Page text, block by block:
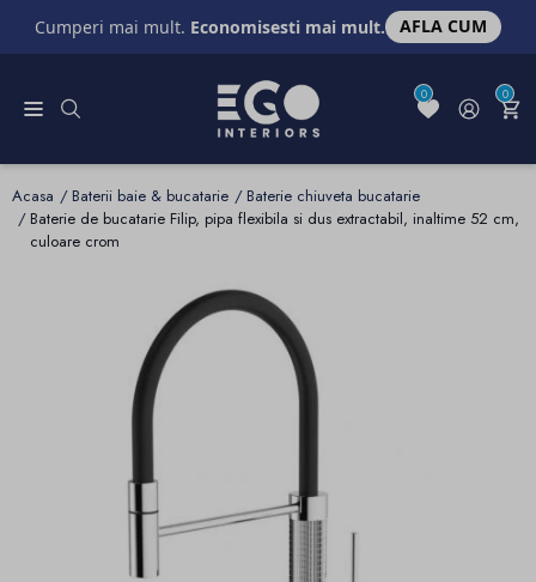
Cumperi mai mult. Economisesti mai mult. AFLA CUM
0 0
Acasa Baterii baie & bucatarie
Baterie chiuveta bucatarie
Baterie de bucatarie Filip, pipa flexibila si dus extractabil, inaltime 52 cm,
culoare crom